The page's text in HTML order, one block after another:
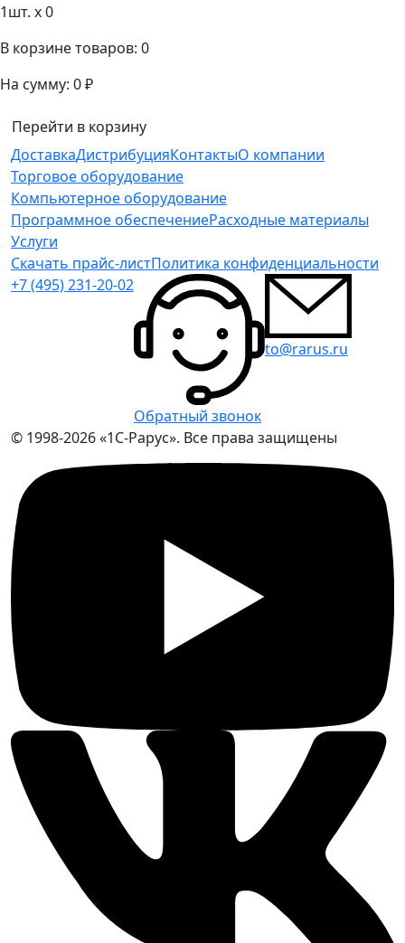
1шт. x0
В корзине товаров: 0
На сумму: 0 ₽
Перейти в корзину
ДоставкаДистрибуцияКонтактыО компании
Торговое оборудование
Компьютерное оборудование
Программное обеспечениеРасходные материалы
Услуги
Скачать прайс-листПолитика конфиденциальности
+7 (495) 231-20-02
Обратный звонок
to@rarus.ru
© 1998-2026 «1С-Рарус». Все права защищены